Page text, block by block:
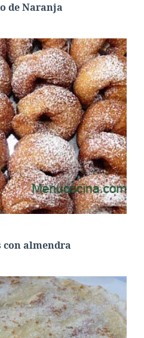
de Naranja
con almendra